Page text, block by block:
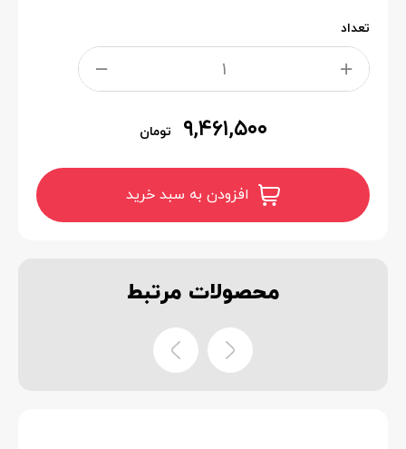
تعداد
۹,۴۶۱,۵۰۰ تومان
افزودن به سبد خرید
محصولات مرتبط